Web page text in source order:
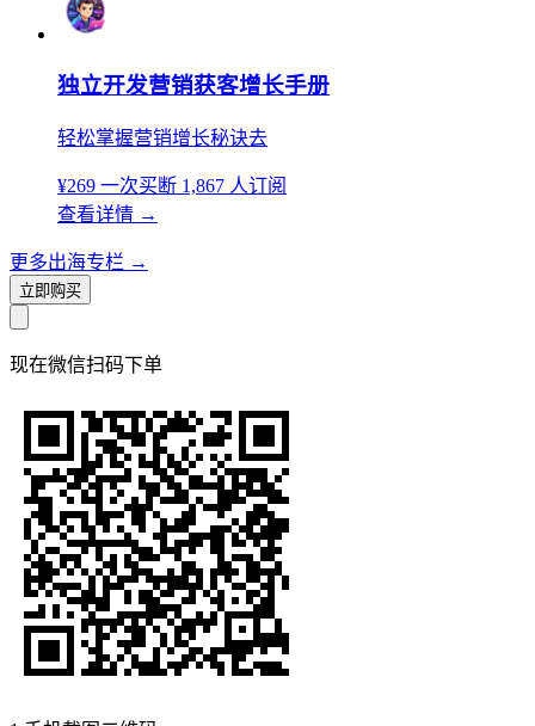
独立开发营销获客增长手册
轻松掌握营销增长秘诀去
¥269 一次买断 1,867 人订阅
查看详情 →
更多出海专栏 →
立即购买
现在微信扫码下单